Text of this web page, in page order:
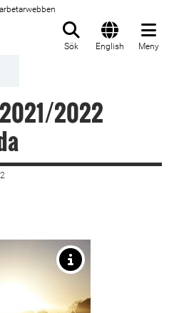
Sök English Meny
2022